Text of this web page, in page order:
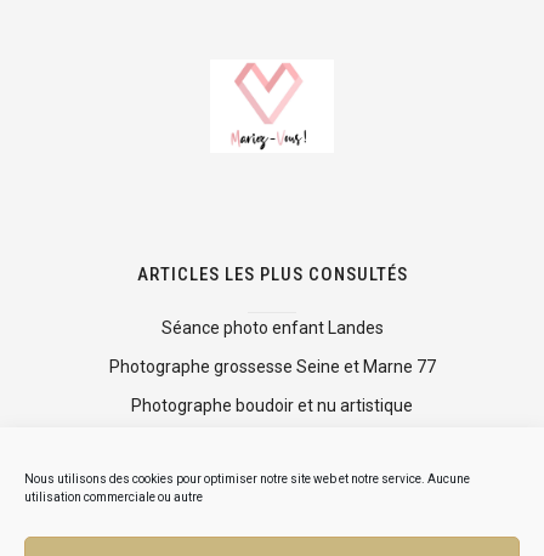
Nous utilisons des cookies pour optimiser notre site web et notre service. Aucune
utilisation commerciale ou autre
ARTICLES LES PLUS CONSULTÉS
Séance photo enfant Landes
Photographe grossesse Seine et Marne 77
Photographe boudoir et nu artistique
Mini séance photo Noël